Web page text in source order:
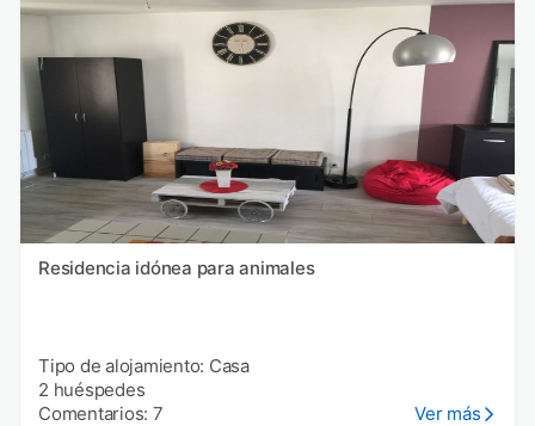
Residencia idónea para animales
Tipo de alojamiento: Casa
2 huéspedes
Comentarios: 7
Ver más